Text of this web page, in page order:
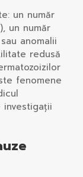
un număr
un număr
anomalii
redusă
fenomene